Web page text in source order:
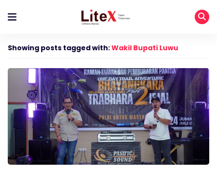
Showing posts tagged with:Wakil Bupati Luwu